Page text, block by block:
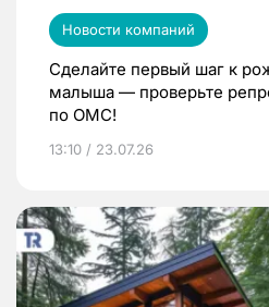
Новости компаний
Сделайте первый шаг к
малыша — проверьте
по ОМС!
13:10 / 23.07.26